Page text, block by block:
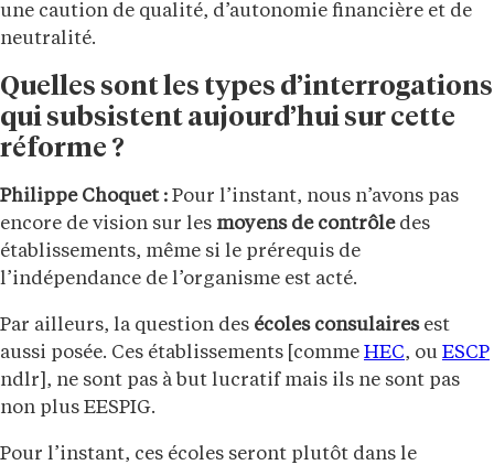
une caution de qualité, d’autonomie financière et de
neutralité.
Quelles sont les types d’interrogations
qui subsistent aujourd’hui sur cette
réforme ?
Philippe Choquet : Pour l’instant, nous n’avons pas
encore de vision sur les moyens de contrôledes
établissements, même si le prérequis de
l’indépendance de l’organisme est acté.
Par ailleurs, la question des écoles consulairesest
aussi posée. Ces établissements [comme HEC, ou ESCP
ndlr], ne sont pas à but lucratif mais ils ne sont pas
non plus EESPIG.
Pour l’instant, ces écoles seront plutôt dans le